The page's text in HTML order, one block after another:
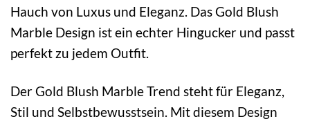
Hauch von Luxus und Eleganz. Das Gold Blush
Marble Design ist ein echter Hingucker und passt
perfekt zu jedem Outfit.
Der Gold Blush Marble Trend steht für Eleganz,
Stil und Selbstbewusstsein. Mit diesem Design